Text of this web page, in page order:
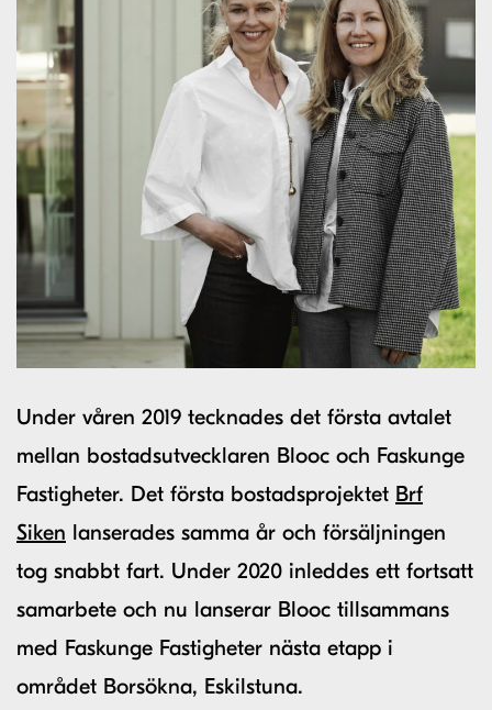
Under våren 2019 tecknades det första avtalet
mellan bostadsutvecklaren Blooc och Faskunge
Fastigheter. Det första bostadsprojektet Brf
Siken lanserades samma år och försäljningen
tog snabbt fart. Under 2020 inleddes ett fortsatt
samarbete och nu lanserar Blooc tillsammans
med Faskunge Fastigheter nästa etapp i
området Borsökna, Eskilstuna.